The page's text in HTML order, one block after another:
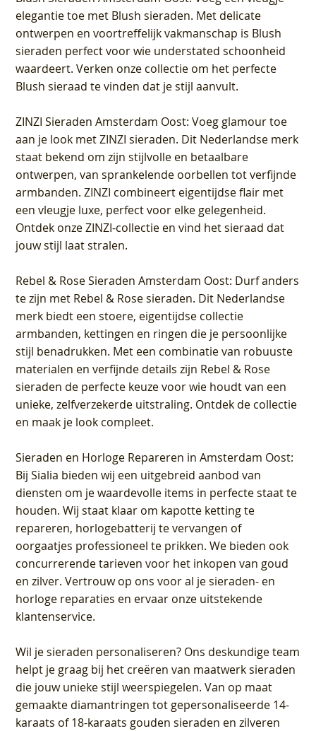
elegantie toe met Blush sieraden. Met delicate
ontwerpen en voortreffelijk vakmanschap is Blush
sieraden perfect voor wie understated schoonheid
waardeert. Verken onze collectie om het perfecte
Blush sieraad te vinden dat je stijl aanvult.
ZINZI Sieraden Amsterdam Oost: Voeg glamour toe
aan je look met ZINZI sieraden. Dit Nederlandse merk
staat bekend om zijn stijlvolle en betaalbare
ontwerpen, van sprankelende oorbellen tot verfijnde
armbanden. ZINZI combineert eigentijdse flair met
een vleugje luxe, perfect voor elke gelegenheid.
Ontdek onze ZINZI-collectie en vind het sieraad dat
jouw stijl laat stralen.
Rebel & Rose Sieraden Amsterdam Oost: Durf anders
te zijn met Rebel & Rose sieraden. Dit Nederlandse
merk biedt een stoere, eigentijdse collectie
armbanden, kettingen en ringen die je persoonlijke
stijl benadrukken. Met een combinatie van robuuste
materialen en verfijnde details zijn Rebel & Rose
sieraden de perfecte keuze voor wie houdt van een
unieke, zelfverzekerde uitstraling. Ontdek de collectie
en maak je look compleet.
Sieraden en Horloge Repareren in Amsterdam Oost:
Bij Sialia bieden wij een uitgebreid aanbod van
diensten om je waardevolle items in perfecte staat te
houden. Wij staat klaar om kapotte ketting te
repareren, horlogebatterij te vervangen of
oorgaatjes professioneel te prikken. We bieden ook
concurrerende tarieven voor het inkopen van goud
en zilver. Vertrouw op ons voor al je sieraden- en
horloge reparaties en ervaar onze uitstekende
klantenservice.
Wil je sieraden personaliseren? Ons deskundige team
helpt je graag bij het creëren van maatwerk sieraden
die jouw unieke stijl weerspiegelen. Van op maat
gemaakte diamantringen tot gepersonaliseerde 14-
karaats of 18-karaats gouden sieraden en zilveren